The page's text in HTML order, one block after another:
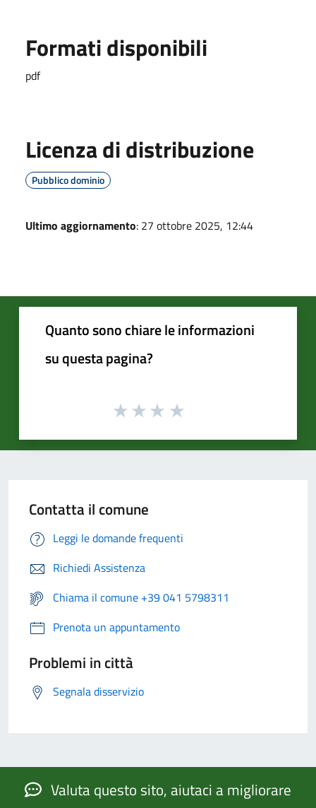
Formati disponibili
pdf
Licenza di distribuzione
Pubblico dominio
Ultimo aggiornamento: 27 ottobre 2025, 12:44
Quanto sono chiare le informazioni
su questa pagina?
Contatta il comune
Leggi le domande frequenti
Richiedi Assistenza
Chiama il comune +39 041 5798311
Prenota un appuntamento
Problemi in città
Segnala disservizio
Valuta questo sito, aiutaci a migliorare